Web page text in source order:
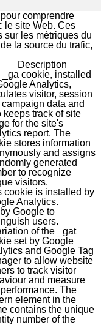
comprendre
le site Web. Ces
sur les métriques du
la source du trafic,
Description
_ga cookie, installed
Analytics,
visitor, session
data and
keeps track of site
for the site's
report. The
stores information
and assigns
generated
to recognize
visitors.
cookie is installed by
Analytics.
Google to
users.
of the _gat
set by Google
and Google Tag
to allow website
to track visitor
and measure
The
element in the
contains the unique
number of the